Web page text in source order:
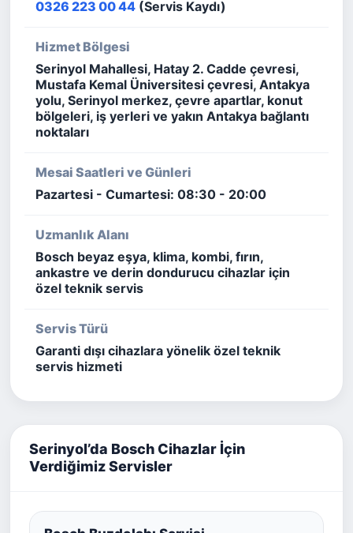
0326 223 00 44 (Servis Kaydı)
Hizmet Bölgesi
Serinyol Mahallesi, Hatay 2. Cadde çevresi,
Mustafa Kemal Üniversitesi çevresi, Antakya
yolu, Serinyol merkez, çevre apartlar, konut
bölgeleri, iş yerleri ve yakın Antakya bağlantı
noktaları
Mesai Saatleri ve Günleri
Pazartesi - Cumartesi: 08:30 - 20:00
Uzmanlık Alanı
Bosch beyaz eşya, klima, kombi, fırın,
ankastre ve derin dondurucu cihazlar için
özel teknik servis
Servis Türü
Garanti dışı cihazlara yönelik özel teknik
servis hizmeti
Serinyol’da Bosch Cihazlar İçin
Verdiğimiz Servisler